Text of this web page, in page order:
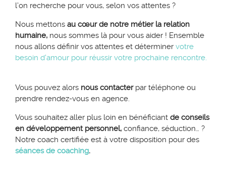
l’on recherche pour vous, selon vos attentes ?
Nous mettons au cœur de notre métier la relation
humaine, nous sommes là pour vous aider ! Ensemble
nous allons définir vos attentes et déterminer votre
besoin d'amour pour réussir votre prochaine rencontre.
Vous pouvez alors nous contacterpar téléphone ou
prendre rendez-vous en agence.
Vous souhaitez aller plus loin en bénéficiant de conseils
en développement personnel, confiance, séduction… ?
Notre coach certifiée est à votre disposition pour des
séances de coaching.